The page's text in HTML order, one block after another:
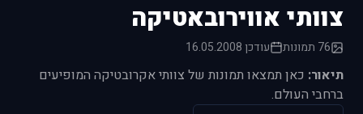
צוותי אווירובאטיקה
76 תמונות עודכן 16.05.2008
תיאור: כאן תמצאו תמונות של צוותי אקרובטיקה המופיעים
ברחבי העולם.